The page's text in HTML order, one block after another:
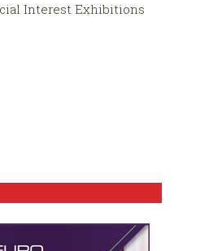
Interest Exhibitions